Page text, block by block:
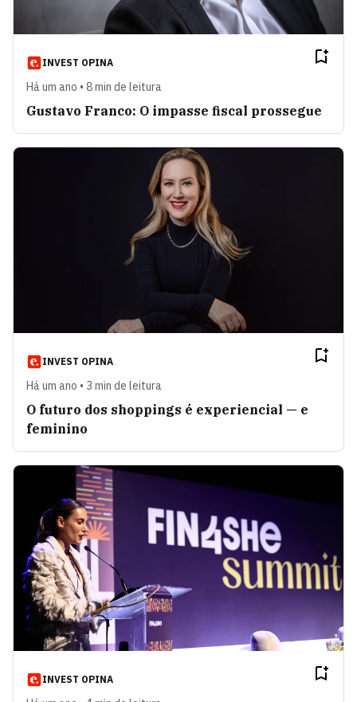
INVEST OPINA
Há um ano • 8 min de leitura
Gustavo Franco: O impasse fiscal prossegue
INVEST OPINA
Há um ano • 3 min de leitura
O futuro dos shoppings é experiencial — e
feminino
INVEST OPINA